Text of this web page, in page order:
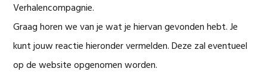
Verhalencompagnie.
Graag horen we van je wat je hiervan gevonden hebt. Je
kunt jouw reactie hieronder vermelden. Deze zal eventueel
op de website opgenomen worden.